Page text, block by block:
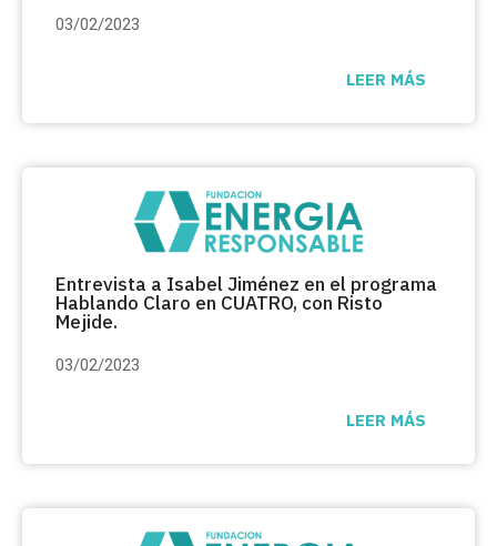
03/02/2023
LEER MÁS
Entrevista a Isabel Jiménez en el programa
Hablando Claro en CUATRO, con Risto
Mejide.
03/02/2023
LEER MÁS